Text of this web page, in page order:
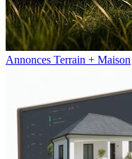
Annonces Terrain + Maison